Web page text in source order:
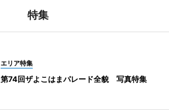
特集
エリア特集
第74回ザよこはまパレード全貌 写真特集